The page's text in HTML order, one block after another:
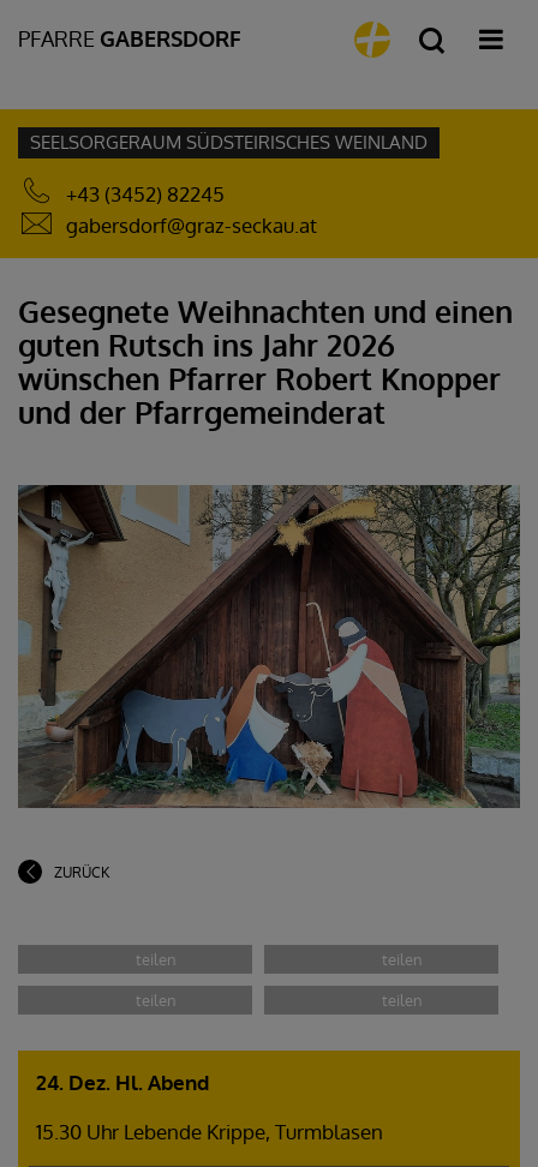
PFARRE GABERSDORF
SEELSORGERAUM SÜDSTEIRISCHES WEINLAND
+43 (3452) 82245
gabersdorf@graz-seckau.at
Gesegnete Weihnachten und einen
guten Rutsch ins Jahr 2026
wünschen Pfarrer Robert Knopper
und der Pfarrgemeinderat
ZURÜCK
24. Dez. Hl. Abend
15.30 Uhr Lebende Krippe, Turmblasen